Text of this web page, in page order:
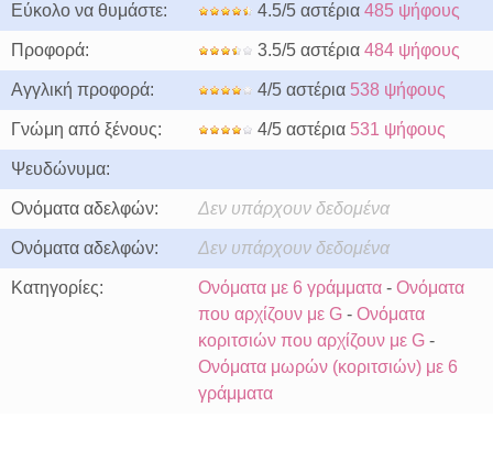
Εύκολο να θυμάστε: 4.5/5 αστέρια 485 ψήφους
Προφορά: 3.5/5 αστέρια 484 ψήφους
Αγγλική προφορά: 4/5 αστέρια 538 ψήφους
Γνώμη από ξένους: 4/5 αστέρια 531 ψήφους
Ψευδώνυμα:
Ονόματα αδελφών: Δεν υπάρχουν δεδομένα
Ονόματα αδελφών: Δεν υπάρχουν δεδομένα
Κατηγορίες: Ονόματα με 6 γράμματα - Ονόματα
που αρχίζουν με G - Ονόματα
κοριτσιών που αρχίζουν με G -
Ονόματα μωρών (κοριτσιών) με 6
γράμματα